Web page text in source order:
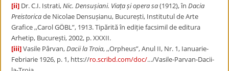
[ii] Dr. C.I. Istrati,Nic. Densușiani. Viața și opera sa(1912), înDacia
Preistoricade Nicolae Densușianu, București, Institutul de Arte
Grafice ,,Carol GÖBL”, 1913. Tipărită în ediție facsimil de editura
Arhetip, București, 2002, p. XXXII.
[iii]Vasile Pârvan,Dacii la Troia, ,,Orpheus”, Anul II, Nr. 1, Ianuarie-
Febriarie 1926, p. 1, htts://ro.scribd.com/doc/…/Vasile-Parvan-Dacii-